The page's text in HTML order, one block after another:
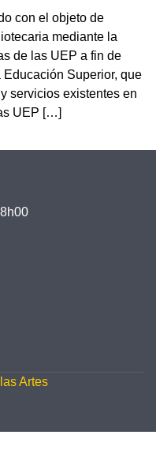
con el objeto de
mediante la
de las UEP a fin de
Superior, que
servicios existentes en
UEP […]
Artes